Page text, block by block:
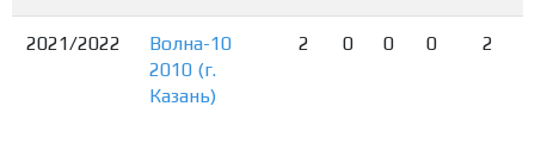
2021/2022
Волна-10
2010 (г.
Казань)
2 0 0 0 2